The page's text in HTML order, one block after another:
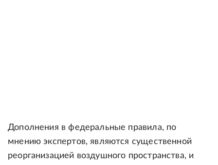
Дополнения в федеральные правила, по
мнению экспертов, являются существенной
реорганизацией воздушного пространства, и